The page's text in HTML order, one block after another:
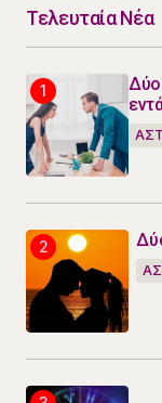
Τελευταία Νέα
Δύο